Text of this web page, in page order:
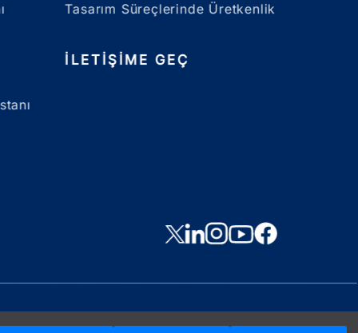
Tasarım Süreçlerinde Üretkenlik
İLETIŞIME GEÇ
Çerez PolitikasıBilgi Toplumu HizmetleriAydınlatma Metni